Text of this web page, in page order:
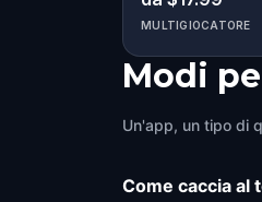
MULTIGIOCATORE
Modi
Un'app, un tipo di
Come caccia al